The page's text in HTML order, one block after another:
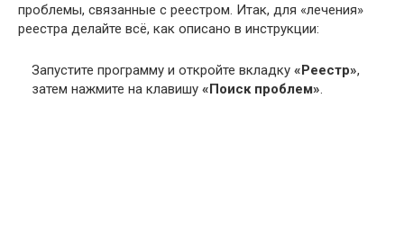
проблемы, связанные с реестром. Итак, для «лечения»
реестра делайте всё, как описано в инструкции:
Запустите программу и откройте вкладку «Реестр»,
затем нажмите на клавишу «Поиск проблем».